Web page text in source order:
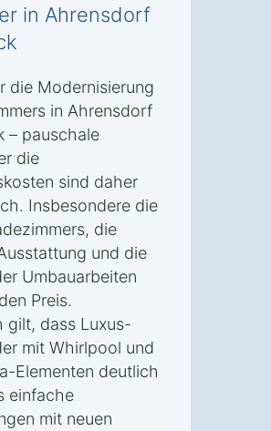
in Ahrensdorf
die Modernisierung
in Ahrensdorf
– pauschale
die
sind daher
Insbesondere die
die
und die
Umbauarbeiten
Preis.
gilt, dass Luxus-
mit Whirlpool und
Elementen deutlich
einfache
mit neuen